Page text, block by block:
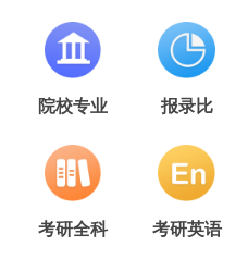
院校专业 报录比
考研全科 考研英语